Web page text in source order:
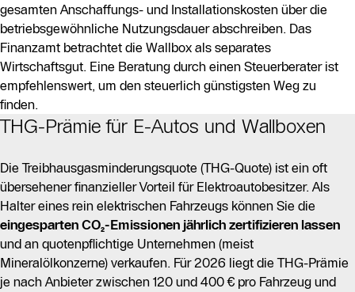
gesamten Anschaffungs- und Installationskosten über die
betriebsgewöhnliche Nutzungsdauer abschreiben. Das
Finanzamt betrachtet die Wallbox als separates
Wirtschaftsgut. Eine Beratung durch einen Steuerberater ist
empfehlenswert, um den steuerlich günstigsten Weg zu
finden.
THG-Prämie für E-Autos und Wallboxen
Die Treibhausgasminderungsquote (THG-Quote) ist ein oft
übersehener finanzieller Vorteil für Elektroautobesitzer. Als
Halter eines rein elektrischen Fahrzeugs können Sie die
eingesparten CO₂-Emissionen jährlich zertifizieren lassen
und an quotenpflichtige Unternehmen (meist
Mineralölkonzerne) verkaufen. Für 2026 liegt die THG-Prämie
je nach Anbieter zwischen 120 und 400 € pro Fahrzeug und